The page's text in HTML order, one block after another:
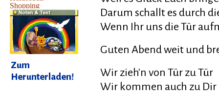
Zum
Herunterladen!
Darum schallt es durch
Wenn Ihr uns die Tür
Guten Abend weit und
Wir zieh'n von Tür zu Tür
Wir kommen auch zu Dir